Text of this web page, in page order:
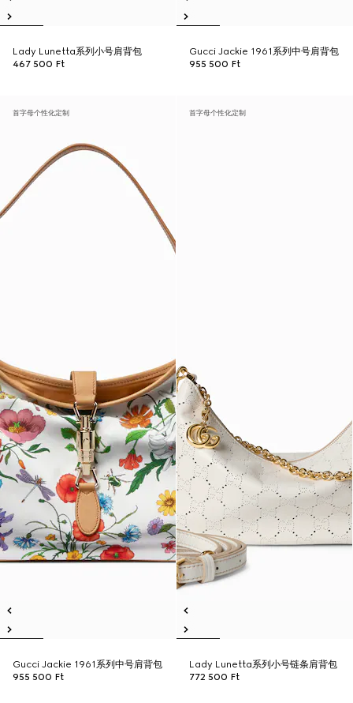
Lady Lunetta系列小号肩背包
467 500 Ft
Gucci Jackie 1961系列中号肩背包
955 500 Ft
首字母个性化定制
Gucci Jackie 1961系列中号肩背包
955 500 Ft
首字母个性化定制
Lady Lunetta系列小号链条肩背包
772 500 Ft